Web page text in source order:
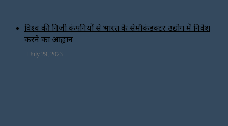
विश्‍व की निजी कंपनियों से भारत के सेमीकंडक्टर उद्योग में निवेश
करने का आह्वान
July 29, 2023